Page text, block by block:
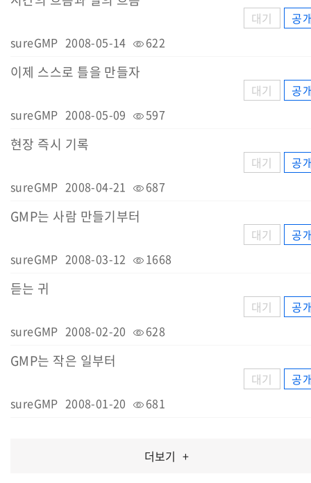
대기
공
sureGMP 2008-05-14 622
이제 스스로 틀을 만들자
대기
공
sureGMP 2008-05-09 597
현장 즉시 기록
대기
공
sureGMP 2008-04-21 687
GMP는 사람 만들기부터
대기
공
sureGMP 2008-03-12 1668
듣는 귀
대기
공
sureGMP 2008-02-20 628
GMP는 작은 일부터
대기
공
sureGMP 2008-01-20 681
더보기 +